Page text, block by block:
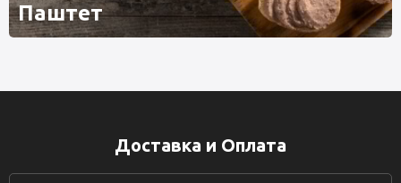
Паштет
Доставка и Оплата